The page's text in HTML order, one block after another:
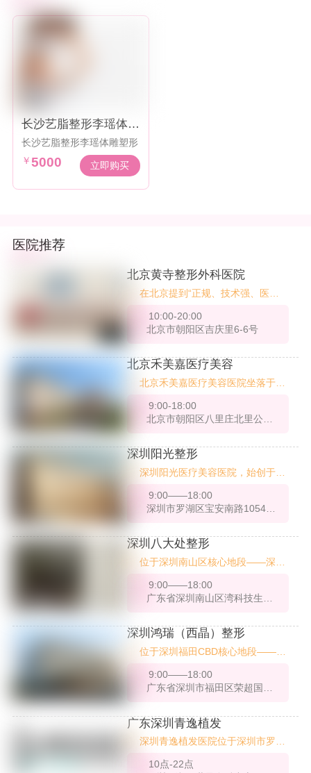
长沙艺脂整形李瑶体雕
塑形
长沙艺脂整形李瑶体雕塑形
￥5000 立即购买
医院推荐
北京黄寺整形外科医院
在北京提到“正规、技术强、医生
第一个想到的就是——北京黄寺整
形外科医院。不是网红机构、不是
营销医院，它是原中国人民解放军
第八医学中心整形外科的延续，拥
有强大的公立医疗背景与整形临床
积淀。今天就带大家全面了解一
院，到底有哪些真技术、强项目和
值得信赖的医生团队。
10:00-20:00
北京市朝阳区吉庆里6-6号
北京禾美嘉医疗美容
北京禾美嘉医疗美容医院坐落于北
4年成立以来，始终以创新为核心
理念，深耕自体脂肪移植领域，逐
科、美容皮肤科及麻醉科于一体的
综合性医美机构。凭借13年脂肪专
科技术沉淀、26项技术及超万例临
度等关键指标上行业，成为华北地
区脂肪移植领域的标杆品牌。
9:00-18:00
深圳阳光整形
深圳阳光医疗美容医院，始创于19
的专业医疗美容机构之一，至今已
有26年历史。作为深圳市整形美容
承“专业、规范、安全、美学”的理
念，致力于为求美者提供高品质、
个性化的医美服务。医院坐落于深
象城正对面），交通便利，环境优
雅，是深圳市民信赖的美丽地标。
9:00——18:00
深圳八大处整形
位于深圳南山区核心地段——深圳
疗美容医院】，是由北京八大处整
形医院（医学科学院整形外科医
区。医院自2022年1月正式开业，
占地面积约6000平方米，集医
疗、审美、科技于一体，致力于为
服务。
9:00——18:00
深圳鸿瑞（西晶）整形
位于深圳福田CBD核心地段——荣
写字楼，深圳鸿瑞（西晶）整形作
为一家集高端医美整形、精细化服
终坚持以技术为核心、以客户为中
心，致力于为求美者提供科学、个
性化的整形解决方案。机构配备现
代化医疗设备，设有2间标准手术
室、5间VIP病房及4间专属接待
9:00——18:00
广东深圳青逸植发
深圳青逸植发医院位于深圳市罗湖
层，创建于2017年，属于民营医
10点-22点